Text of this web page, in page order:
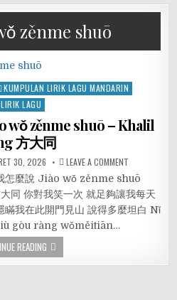
zěnme shuō
KUMPULAN LIRIK LAGU MANDARIN
LIRIK LAGU
wǒ zěnme shuō – Khalil
方大同
30, 2026 LEAVE A COMMENT
麼說 Jiào wǒ zěnme shuō
你對我笑一次 就足夠讓我每天
瞞我在此開門見山 說得多麼坦白 Nǐ
gòu ràng wǒměitiān…
READING